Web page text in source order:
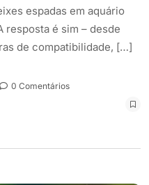
espadas em aquário
resposta é sim – desde
de compatibilidade, […]
0 Comentários